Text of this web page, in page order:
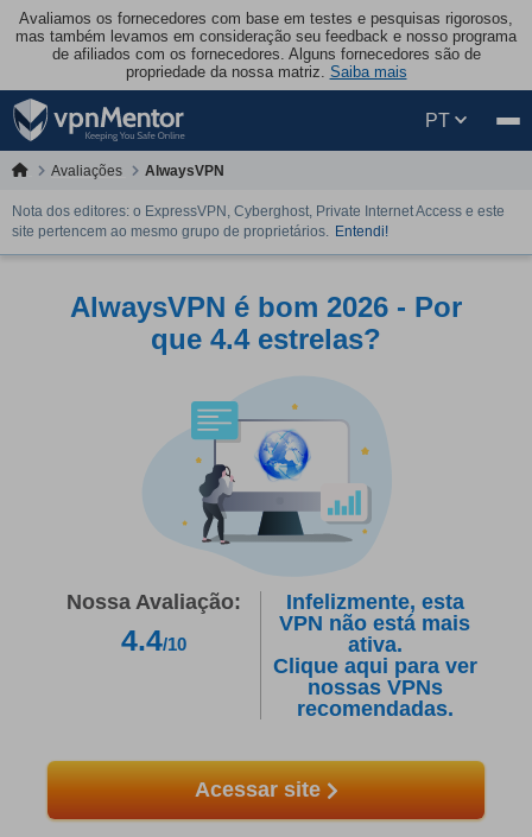
Avaliamos os fornecedores com base em testes e pesquisas rigorosos,
mas também levamos em consideração seu feedback e nosso programa
de afiliados com os fornecedores. Alguns fornecedores são de
propriedade da nossa matriz. Saiba mais
PT
Avaliações AlwaysVPN
Nota dos editores: o ExpressVPN, Cyberghost, Private Internet Access e este
site pertencem ao mesmo grupo de proprietários. Entendi!
AlwaysVPN é bom 2026 - Por
que 4.4 estrelas?
Nossa Avaliação:
4.4/10
Infelizmente, esta
VPN não está mais
ativa.
Clique aqui para ver
nossas VPNs
recomendadas.
Acessar site